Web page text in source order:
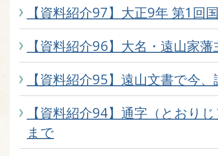
【資料紹介97】大正9年 第1回
【資料紹介96】大名・遠山家
【資料紹介95】遠山文書で今
【資料紹介94】通字（とおり
まで